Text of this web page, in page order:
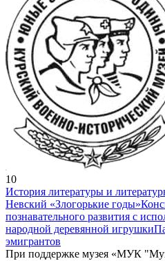
10
История литературы и
Невский «Злогорькие годы»
познавательного развития с
народной деревянной игрушки
эмигрантов
При поддержке музея «МУК